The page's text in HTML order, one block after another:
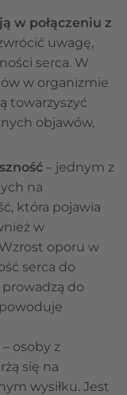
w połączeniu z
uwagę,
serca. W
w organizmie
towarzyszyć
objawów,
– jednym z
na
która pojawia
w
oporu w
serca do
do
– osoby z
się na
wysiłku. Jest